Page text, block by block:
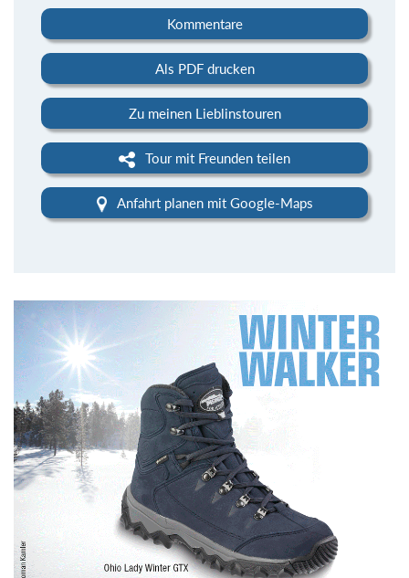
Kommentare
Als PDF drucken
Zu meinen Lieblinstouren
Tour mit Freunden teilen
Anfahrt planen mit Google-Maps